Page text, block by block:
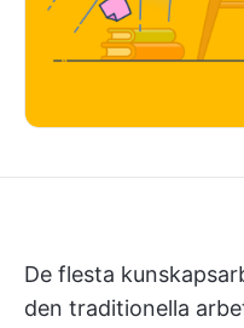
De flesta
den traditionella